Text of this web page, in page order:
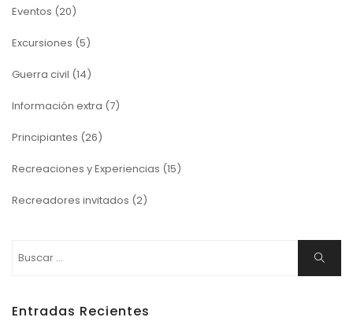
Eventos (20)
Excursiones (5)
Guerra civil (14)
Información extra (7)
Principiantes (26)
Recreaciones y Experiencias (15)
Recreadores invitados (2)
Buscar
Entradas Recientes